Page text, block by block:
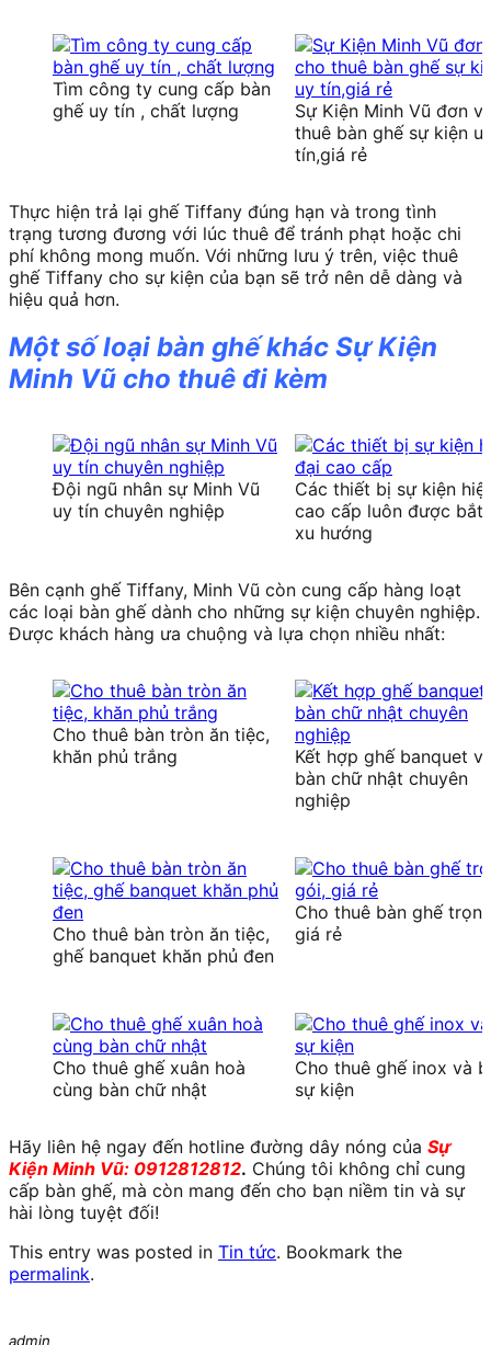
Tìm công ty cung cấp bàn
ghế uy tín , chất lượng
Sự Kiện Minh Vũ đơn
thuê bàn ghế sự kiện
tín,giá rẻ
Thực hiện trả lại ghế Tiffany đúng hạn và trong tình
trạng tương đương với lúc thuê để tránh phạt hoặc chi
phí không mong muốn. Với những lưu ý trên, việc thuê
ghế Tiffany cho sự kiện của bạn sẽ trở nên dễ dàng và
hiệu quả hơn.
Một số loại bàn ghế khác Sự Kiện
Minh Vũ cho thuê đi kèm
Đội ngũ nhân sự Minh Vũ
uy tín chuyên nghiệp
Các thiết bị sự kiện
cao cấp luôn được bắt
xu hướng
Bên cạnh ghế Tiffany, Minh Vũ còn cung cấp hàng loạt
các loại bàn ghế dành cho những sự kiện chuyên nghiệp.
Được khách hàng ưa chuộng và lựa chọn nhiều nhất:
Cho thuê bàn tròn ăn tiệc,
khăn phủ trắng
Kết hợp ghế banquet
bàn chữ nhật chuyên
nghiệp
Cho thuê bàn tròn ăn tiệc,
ghế banquet khăn phủ đen
Cho thuê bàn ghế trọn
giá rẻ
Cho thuê ghế xuân hoà
cùng bàn chữ nhật
Cho thuê ghế inox và
sự kiện
Hãy liên hệ ngay đến hotline đường dây nóng của Sự
Kiện Minh Vũ: 0912812812. Chúng tôi không chỉ cung
cấp bàn ghế, mà còn mang đến cho bạn niềm tin và sự
hài lòng tuyệt đối!
This entry was posted in Tin tức. Bookmark the
permalink.
admin